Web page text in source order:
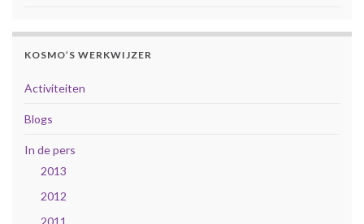
KOSMO’S WERKWIJZER
Activiteiten
Blogs
In de pers
2013
2012